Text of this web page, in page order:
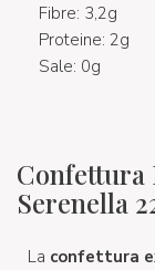
Fibre: 3,2g
Proteine: 2g
Sale: 0g
Confettura
Serenella
La confettura